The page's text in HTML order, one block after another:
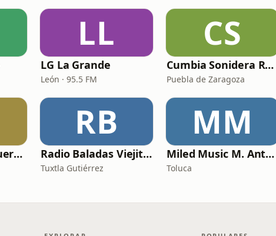
LL
LG La Grande
León · 95.5 FM
CS
Cumbia Sonidera Radio
Puebla de Zaragoza
Baladas del Recuerdo
RB
Radio Baladas Viejitas Románticas
Tuxtla Gutiérrez
MM
Miled Music M. Antonio Solís
Toluca